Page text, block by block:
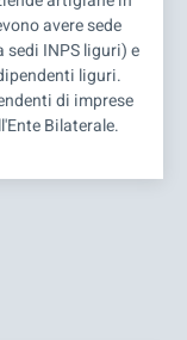
avere sede
INPS liguri) e
liguri.
di imprese
Bilaterale.